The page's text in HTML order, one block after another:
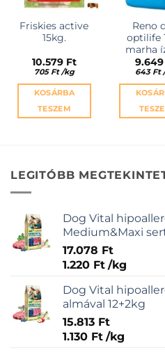
Friskies active
15kg.
10.579 Ft
705 Ft /kg
KOSÁRBA
TESZEM
Reno
optilife
marha
9.649
643 Ft
LEGITÓBB
Dog Vital
Medium&Maxi
17.078 Ft
1.220 Ft /kg
Dog Vital
almával 12+2kg
15.813 Ft
1.130 Ft /kg